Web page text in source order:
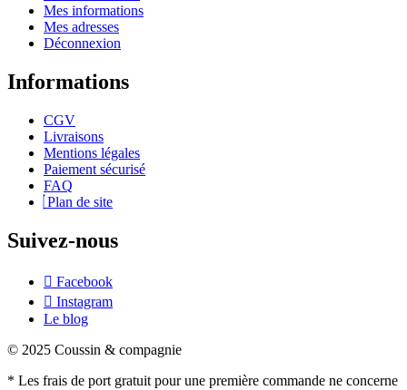
Mes informations
Mes adresses
Déconnexion
Informations
CGV
Livraisons
Mentions légales
Paiement sécurisé
FAQ
Plan de site
Suivez-nous
Facebook
Instagram
Le blog
© 2025 Coussin & compagnie
* Les frais de port gratuit pour une première commande ne concerne